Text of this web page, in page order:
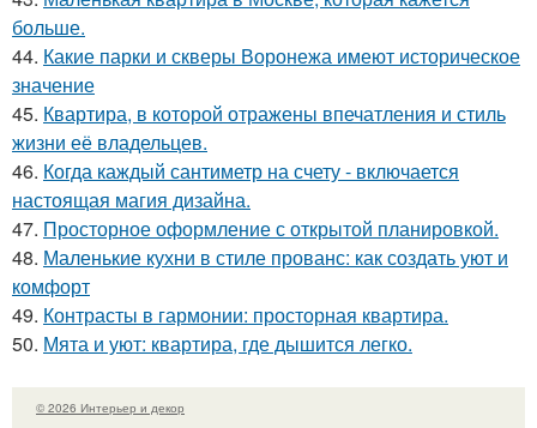
больше.
44. Какие парки и скверы Воронежа имеют историческое
значение
45. Квартира, в которой отражены впечатления и стиль
жизни её владельцев.
46. Когда каждый сантиметр на счету - включается
настоящая магия дизайна.
47. Просторное оформление с открытой планировкой.
48. Маленькие кухни в стиле прованс: как создать уют и
комфорт
49. Контрасты в гармонии: просторная квартира.
50. Мята и уют: квартира, где дышится легко.
© 2026 Интерьер и декор